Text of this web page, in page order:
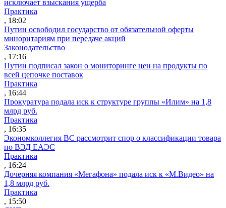
исключает взыскания ущерба
Практика
, 18:02
Путин освободил государство от обязательной оферты
миноритариям при передаче акций
Законодательство
, 17:16
Путин подписал закон о мониторинге цен на продукты по
всей цепочке поставок
Практика
, 16:44
Прокуратура подала иск к структуре группы «Илим» на 1,8
млрд руб.
Практика
, 16:35
Экономколлегия ВС рассмотрит спор о классификации товара
по ВЭД ЕАЭС
Практика
, 16:24
Дочерняя компания «Мегафона» подала иск к «М.Видео» на
1,8 млрд руб.
Практика
, 15:50